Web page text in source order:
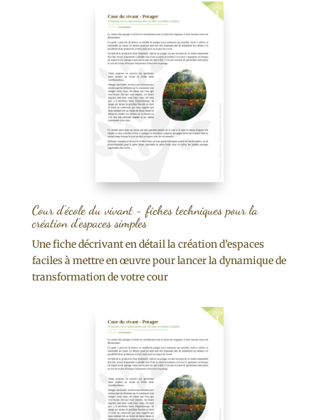
Cour d'école du vivant - fiches techniques pour la
création d'espaces simples
Une fiche décrivant en détail la création d’espaces
faciles à mettre en œuvre pour lancer la dynamique de
transformation de votre cour